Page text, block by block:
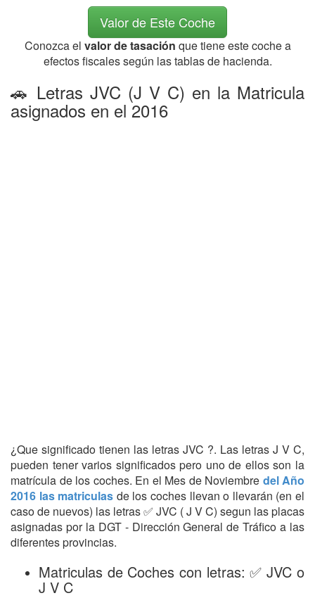
Valor de Este Coche
Conozca el valor de tasación que tiene este coche a
efectos fiscales según las tablas de hacienda.
🚗 Letras JVC (J V C) en la Matricula
asignados en el 2016
¿Que significado tienen las letras JVC ?. Las letras J V C,
pueden tener varios significados pero uno de ellos son la
matrícula de los coches. En el Mes de Noviembre del Año
2016 las matriculas de los coches llevan o llevarán (en el
caso de nuevos) las letras ✅ JVC ( J V C) segun las placas
asignadas por la DGT - Dirección General de Tráfico a las
diferentes provincias.
Matriculas de Coches con letras: ✅ JVC o
J V C